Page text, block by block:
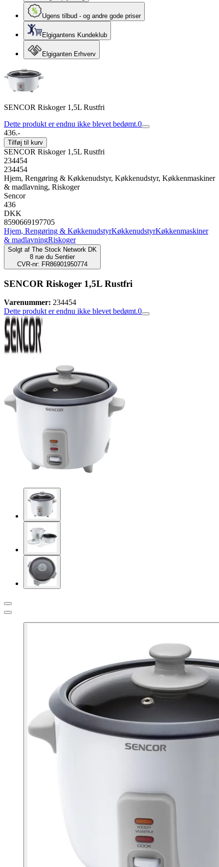
Ugens tilbud - og andre gode priser
Elgigantens Kundeklub
Elgiganten Erhverv
SENCOR Riskoger 1,5L Rustfri
Dette produkt er endnu ikke blevet bedømt.0
436.-
Tilføj til kurv
SENCOR Riskoger 1,5L Rustfri
234454
234454
Hjem, Rengøring & Køkkenudstyr, Køkkenudstyr, Køkkenmaskiner
& madlavning, Riskoger
Sencor
436
DKK
8590669197705
Hjem, Rengøring & KøkkenudstyrKøkkenudstyrKøkkenmaskiner
& madlavningRiskoger
Solgt af The Stock Network DK
8 rue du Sentier
CVR-nr: FR86901950774
SENCOR Riskoger 1,5L Rustfri
Varenummer: 234454
Dette produkt er endnu ikke blevet bedømt.0